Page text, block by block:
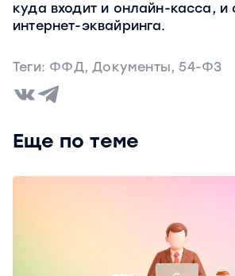
куда входит и онлайн-касса, и
интернет-эквайринга.
Теги: ФФД,Документы, 54-ФЗ
Еще по теме